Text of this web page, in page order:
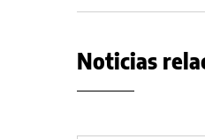
Noticias